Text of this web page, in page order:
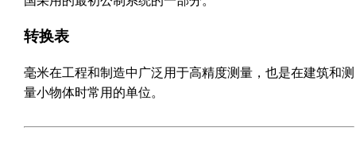
转换表
毫米在工程和制造中广泛用于高精度测量，也是在建筑和测
量小物体时常用的单位。